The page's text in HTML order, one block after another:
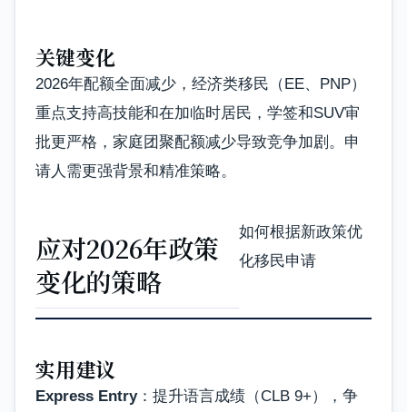
关键变化
2026年配额全面减少，经济类移民（EE、PNP）
重点支持高技能和在加临时居民，学签和SUV审
批更严格，家庭团聚配额减少导致竞争加剧。申
请人需更强背景和精准策略。
应对2026年政策
变化的策略
如何根据新政策优
化移民申请
实用建议
Express Entry：提升语言成绩（CLB 9+），争